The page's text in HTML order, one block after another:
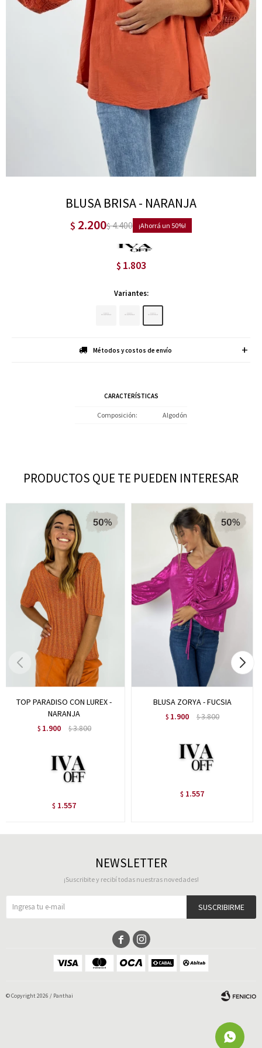
BLUSA BRISA - NARANJA
$ 2.200$4.400 50
$ 1.803
Variantes:
Métodos y costos de envío
CARACTERÍSTICAS
Composición Algodón
PRODUCTOS QUE TE PUEDEN INTERESAR
TOP PARADISO CON LUREX -
NARANJA
$ 1.900 $3.800
$ 1.557
BLUSA ZORYA - FUCSIA
$ 1.900 $3.800
$ 1.557
NEWSLETTER
¡Suscribite y recibí todas nuestras novedades!
SUSCRIBIRME
 
© Copyright 2026 / Panthai